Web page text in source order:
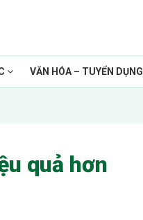
VĂN HÓA – TUYỂN DỤNG
quả hơn